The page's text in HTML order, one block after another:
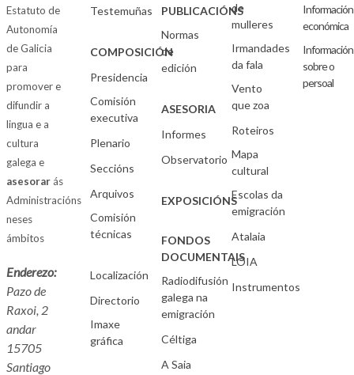
Estatuto de
Autonomía
de Galicia
para
promover e
difundir a
lingua e a
cultura
galega e
asesorarás
Administracións
neses
ámbitos
Enderezo:
Pazo de
Raxoi, 2
andar
15705
Santiago
Testemuñas
COMPOSICIÓN
Presidencia
Comisión
executiva
Plenario
Seccións
Arquivos
Comisión
técnicas
Localización
Directorio
Imaxe
gráfica
PUBLICACIÓNS
Normas
de
edición
ASESORIA
Informes
Observatorio
EXPOSICIÓNS
FONDOS
DOCUMENTAIS
Radiodifusión
galega na
emigración
Céltiga
A Saia
de
mulleres
Irmandades
da fala
Vento
que zoa
Roteiros
Mapa
cultural
Escolas da
emigración
Atalaia
LOIA
Instrumentos
Información
económica
Información
sobre o
persoal